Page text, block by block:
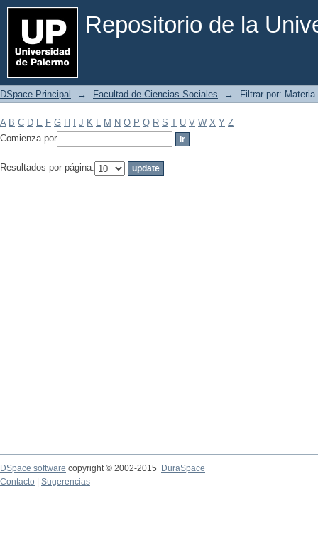
Repositorio de la
Filtrar por: Materia
DSpace Principal → Facultad de Ciencias Sociales → Filtrar por: Materia
A B C D E F G H J K L M N O P Q R S T U V W X Y Z
Comienza por
Resultados por página:
DSpace software copyright © 2002-2015
DuraSpace
Contacto
Sugerencias